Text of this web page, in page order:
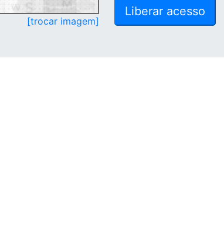
[trocar imagem]